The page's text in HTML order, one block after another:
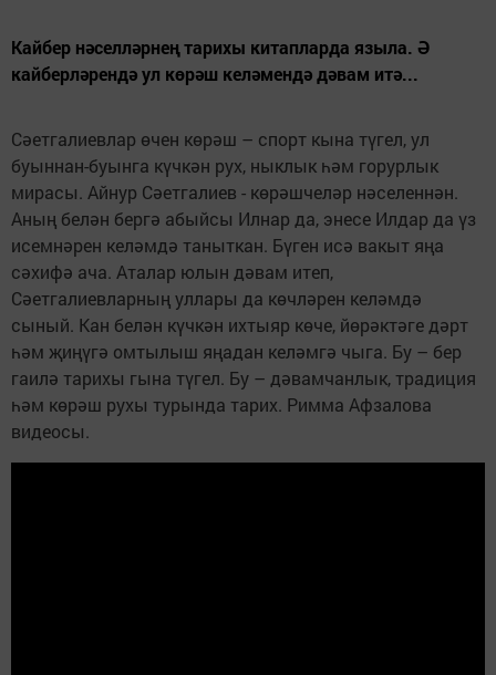
Кайбер нәселләрнең тарихы китапларда языла. Ә
кайберләрендә ул көрәш келәмендә дәвам итә...
Сәетгалиевлар өчен көрәш – спорт кына түгел, ул
буыннан-буынга күчкән рух, ныклык һәм горурлык
мирасы. Айнур Сәетгалиев - көрәшчеләр нәселеннән.
Аның белән бергә абыйсы Илнар да, энесе Илдар да үз
исемнәрен келәмдә таныткан. Бүген исә вакыт яңа
сәхифә ача. Аталар юлын дәвам итеп,
Сәетгалиевларның уллары да көчләрен келәмдә
сыный. Кан белән күчкән ихтыяр көче, йөрәктәге дәрт
һәм җиңүгә омтылыш яңадан келәмгә чыга. Бу – бер
гаилә тарихы гына түгел. Бу – дәвамчанлык, традиция
һәм көрәш рухы турында тарих. Римма Афзалова
видеосы.